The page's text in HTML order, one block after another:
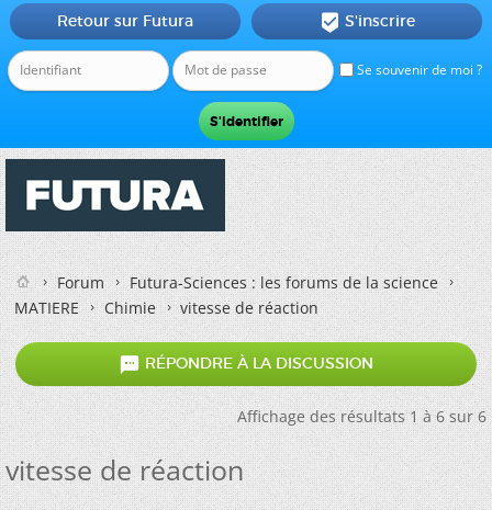
Se souvenir de moi ?
Retour sur Futura  S'inscrire
Forum
Futura-Sciences : les forums de la science
MATIERE
Chimie vitesse de réaction
 RÉPONDRE À LA DISCUSSION
Affichage des résultats 1 à 6 sur 6
vitesse de réaction